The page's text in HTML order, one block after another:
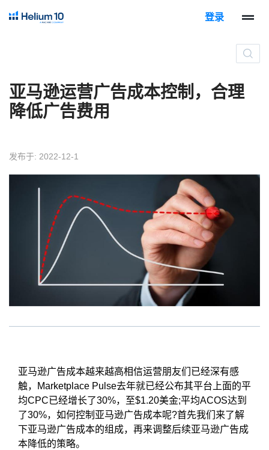
登录
亚马逊运营广告成本控制，合理
降低广告费用
发布于: 2022-12-1
亚马逊广告成本越来越高相信运营朋友们已经深有感
触，Marketplace Pulse去年就已经公布其平台上面的平
均CPC已经增长了30%，至$1.20美金;平均ACOS达到
了30%，如何控制亚马逊广告成本呢?首先我们来了解
下亚马逊广告成本的组成，再来调整后续亚马逊广告成
本降低的策略。